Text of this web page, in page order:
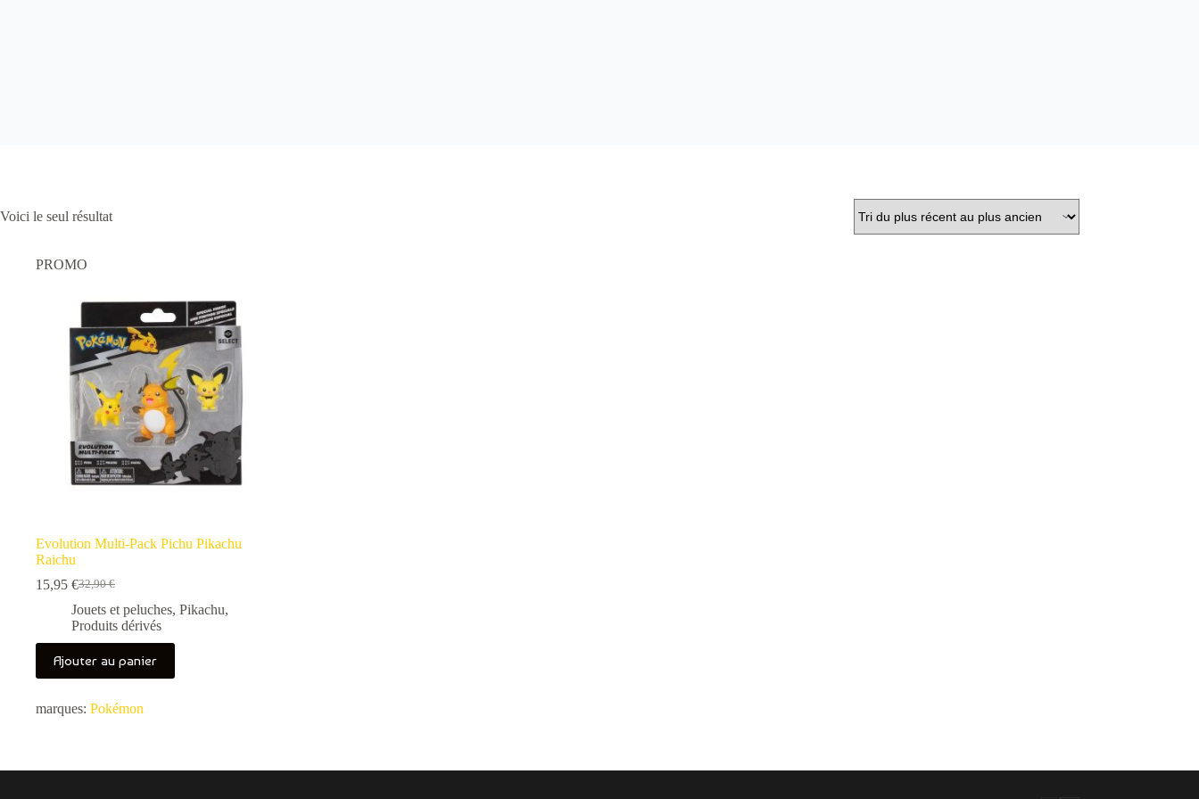
Voici le seul résultat
PROMO
Evolution Multi-Pack Pichu Pikachu
Raichu
32,90€
Le
prix
initial
32,90 €.
15,95 €Le
prix
actuel
15,95 €.
Jouets et peluches, Pikachu,
Produits dérivés
Ajouter au panier
marques: Pokémon